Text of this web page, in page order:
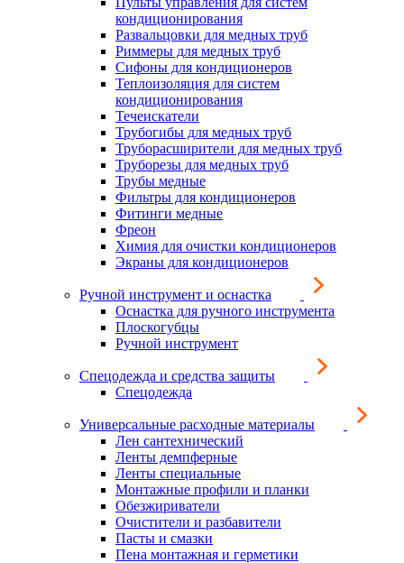
кондиционирования
Развальцовки для медных труб
Риммеры для медных труб
Сифоны для кондиционеров
Теплоизоляция для систем
кондиционирования
Течеискатели
Трубогибы для медных труб
Труборасширители для медных труб
Труборезы для медных труб
Трубы медные
Фильтры для кондиционеров
Фитинги медные
Фреон
Химия для очистки кондиционеров
Экраны для кондиционеров
Ручной инструмент и оснастка
Оснастка для ручного инструмента
Плоскогубцы
Ручной инструмент
Спецодежда и средства защиты
Спецодежда
Универсальные расходные материалы
Лен сантехнический
Ленты демпферные
Ленты специальные
Монтажные профили и планки
Обезжириватели
Очистители и разбавители
Пасты и смазки
Пена монтажная и герметики